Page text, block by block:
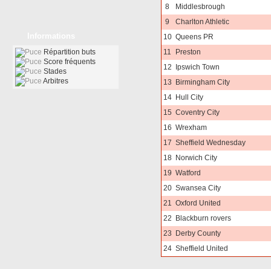
8
Middlesbrough
9
Charlton Athletic
10 Queens PR
11
Preston
12
Ipswich Town
13
Birmingham City
14
Hull City
15 Coventry City
16 Wrexham
17 Sheffield Wednesday
18
Norwich City
19 Watford
20 Swansea City
21 Oxford United
22
Blackburn rovers
23
Derby County
24 Sheffield United
Répartition buts
Score fréquents
Stades
Arbitres